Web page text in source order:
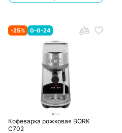
-25% 0-0-24
Кофеварка рожковая BORK
C702